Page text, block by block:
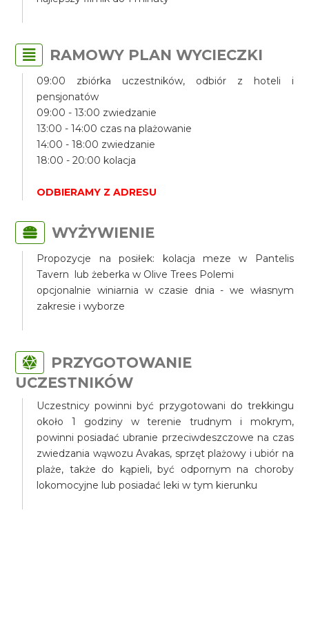
RAMOWY PLAN WYCIECZKI
09:00 zbiórka uczestników, odbiór z hoteli i
pensjonatów
09:00 - 13:00 zwiedzanie
13:00 - 14:00 czas na plażowanie
14:00 - 18:00 zwiedzanie
18:00 - 20:00 kolacja
ODBIERAMY Z ADRESU
WYŻYWIENIE
Propozycje na posiłek: kolacja meze w Pantelis
Tavern lub żeberka w Olive Trees Polemi
opcjonalnie winiarnia w czasie dnia - we własnym
zakresie i wyborze
PRZYGOTOWANIE
UCZESTNIKÓW
Uczestnicy powinni być przygotowani do trekkingu
około 1 godziny w terenie trudnym i mokrym,
powinni posiadać ubranie przeciwdeszczowe na czas
zwiedzania wąwozu Avakas, sprzęt plażowy i ubiór na
plaże, także do kąpieli, być odpornym na choroby
lokomocyjne lub posiadać leki w tym kierunku